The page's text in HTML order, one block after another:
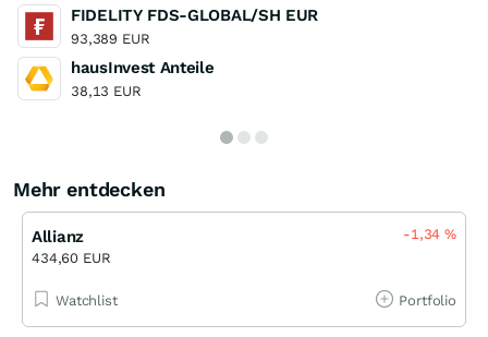
FIDELITY FDS-GLOBAL/SH EUR
93,389 EUR
hausInvest Anteile
38,13 EUR
Mehr entdecken
Allianz
434,60 EUR
-1,34%
Watchlist Portfolio